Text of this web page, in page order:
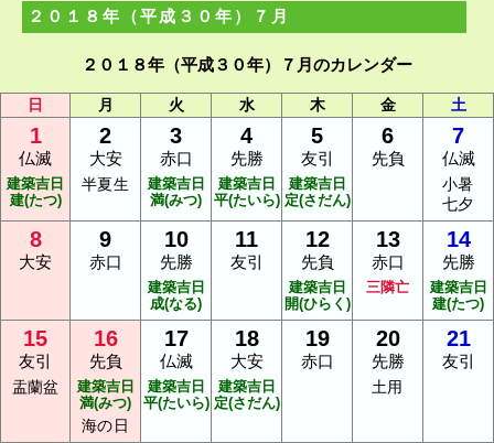
２０１８年（平成３０年）７月
２０１８年（平成３０年）７月のカレンダー
日 月 火 水 木 金 土
1
仏滅
建築吉日
建(たつ)
2
大安
半夏生
3
赤口
建築吉日
満(みつ)
4
先勝
建築吉日
平(たいら)
5
友引
建築吉日
定(さだん)
6
先負
7
仏滅
小暑
七夕
8
大安
9
赤口
10
先勝
建築吉日
成(なる)
11
友引
12
先負
建築吉日
開(ひらく)
13
赤口
三隣亡
14
先勝
建築吉日
建(たつ)
15
友引
盂蘭盆
16
先負
建築吉日
満(みつ)
海の日
17
仏滅
建築吉日
平(たいら)
18
大安
建築吉日
定(さだん)
19
赤口
20
先勝
土用
21
友引